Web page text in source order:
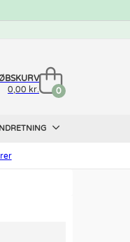
0,00 kr.
0